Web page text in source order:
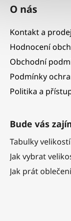
O nás
Kontakt a
Hodnocení
Obchodní
Podmínky
Politika a
Bude vás
Tabulky velikostí
Jak vybrat
Jak prát